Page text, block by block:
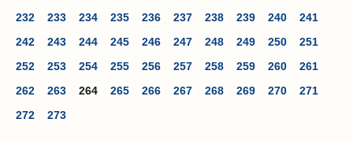
232
233 234 235 236 237 238 239 240
241
242
243 244 245 246 247 248 249 250
251
252
253 254 255 256 257 258 259 260
261
262
263 264 265 266 267 268 269 270
271
272
273